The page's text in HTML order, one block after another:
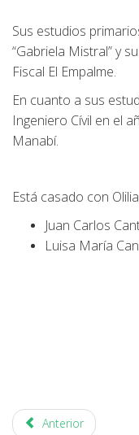
Sus estudios
“Gabriela Mistral” y
Fiscal El Empalme.
En cuanto a sus
Ingeniero Cívil en el
Manabí.
Está casado con
Juan Carlos
Luisa María
Anterior